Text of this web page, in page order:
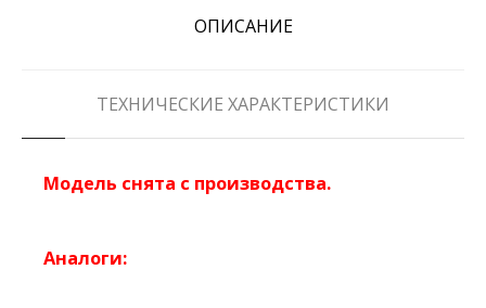
ОПИСАНИЕ
ТЕХНИЧЕСКИЕ ХАРАКТЕРИСТИКИ
Модель снята с производства.
Аналоги: